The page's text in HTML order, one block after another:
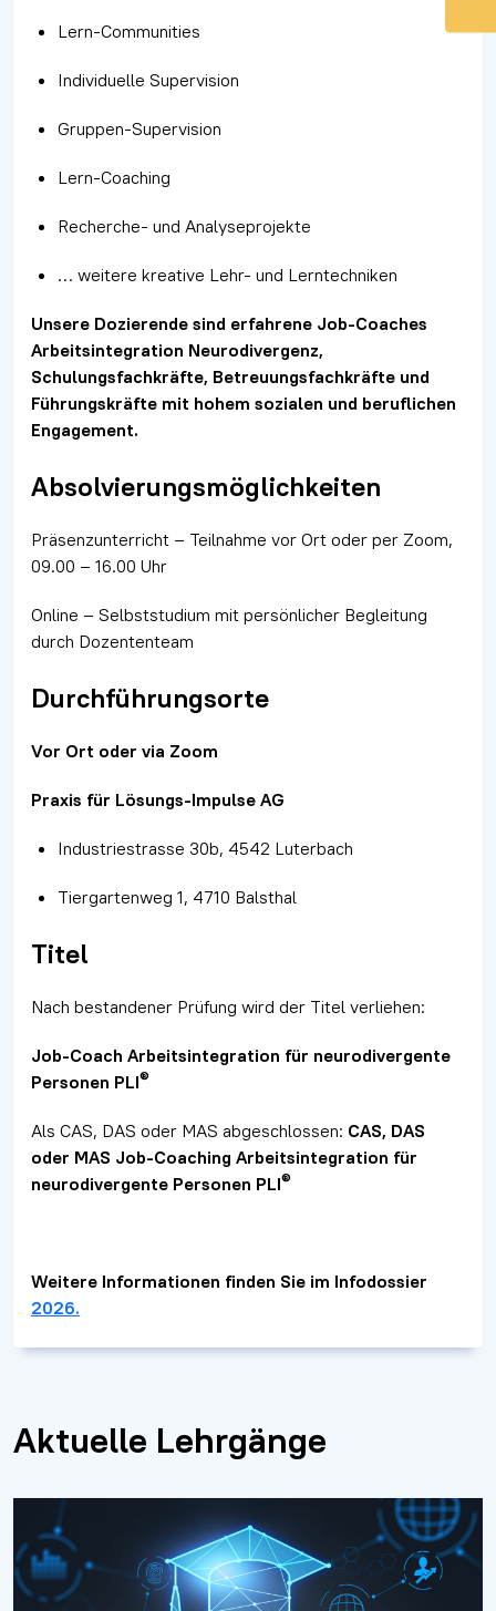
Lern-Communities
Individuelle Supervision
Gruppen-Supervision
Lern-Coaching
Recherche- und Analyseprojekte
… weitere kreative Lehr- und Lerntechniken
Unsere Dozierende sind erfahrene Job-Coaches
Arbeitsintegration Neurodivergenz,
Schulungsfachkräfte, Betreuungsfachkräfte und
Führungskräfte mit hohem sozialen und beruflichen
Engagement.
Absolvierungsmöglichkeiten
Präsenzunterricht – Teilnahme vor Ort oder per Zoom,
09.00 – 16.00 Uhr
Online – Selbststudium mit persönlicher Begleitung
durch Dozententeam
Durchführungsorte
Vor Ort oder via Zoom
Praxis für Lösungs-Impulse AG
Industriestrasse 30b, 4542 Luterbach
Tiergartenweg 1, 4710 Balsthal
Titel
Nach bestandener Prüfung wird der Titel verliehen:
Job-Coach Arbeitsintegration für neurodivergente
Personen PLI®
Als CAS, DAS oder MAS abgeschlossen: CAS, DAS
oder MAS Job-Coaching Arbeitsintegration für
neurodivergente Personen PLI®
Weitere Informationen finden Sie im Infodossier
2026.
Aktuelle Lehrgänge